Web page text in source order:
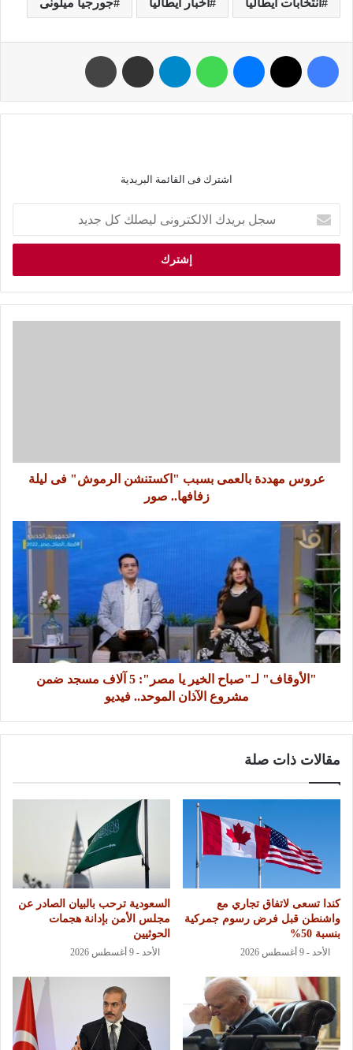
انتخابات ايطاليا اخبار ايطاليا جورجيا ميلونى
اشترك فى القائمة البريدية
عروس مهددة بالعمى بسبب "اكستنشن الرموش" فى ليلة
زفافها.. صور
"الأوقاف" لـ"صباح الخير يا مصر": 5 آلاف مسجد ضمن
مشروع الآذان الموحد.. فيديو
مقالات ذات صلة
كندا تسعى لاتفاق تجاري مع
واشنطن قبل فرض رسوم جمركية
بنسبة 50%
الأحد - 9 أغسطس 2026
السعودية ترحب بالبيان الصادر عن
مجلس الأمن بإدانة هجمات
الحوثيين
الأحد - 9 أغسطس 2026